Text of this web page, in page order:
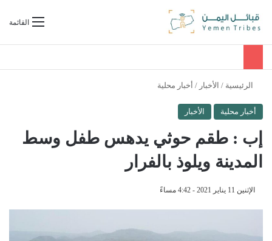
القائمةبحث عن
الرئيسية / الأخبار / أخبار محلية
أخبار محلية الأخبار
إب : طقم حوثي يدهس طفل وسط
المدينة ويلوذ بالفرار
الإثنين 11 يناير 2021 - 4:42 مساءً